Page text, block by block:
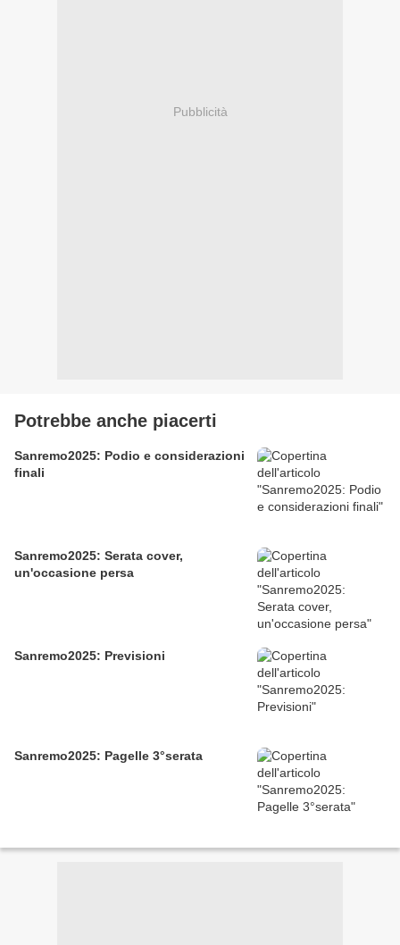
Pubblicità
Potrebbe anche piacerti
Sanremo2025: Podio e considerazioni
finali
Sanremo2025: Serata cover,
un'occasione persa
Sanremo2025: Previsioni
Sanremo2025: Pagelle 3°serata